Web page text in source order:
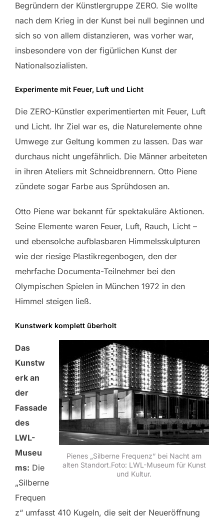
Begründern der Künstlergruppe ZERO. Sie wollte
nach dem Krieg in der Kunst bei null beginnen und
sich so von allem distanzieren, was vorher war,
insbesondere von der figürlichen Kunst der
Nationalsozialisten.
Experimente mit Feuer, Luft und Licht
Die ZERO-Künstler experimentierten mit Feuer, Luft
und Licht. Ihr Ziel war es, die Naturelemente ohne
Umwege zur Geltung kommen zu lassen. Das war
durchaus nicht ungefährlich. Die Männer arbeiteten
in ihren Ateliers mit Schneidbrennern. Otto Piene
zündete sogar Farbe aus Sprühdosen an.
Otto Piene war bekannt für spektakuläre Aktionen.
Seine Elemente waren Feuer, Luft, Rauch, Licht –
und ebensolche aufblasbaren Himmelsskulpturen
wie der riesige Plastikregenbogen, den der
mehrfache Documenta-Teilnehmer bei den
Olympischen Spielen in München 1972 in den
Himmel steigen ließ.
Kunstwerk komplett überholt
Pienes „Silberne Frequenz“ bei Nacht am
alten Standort.Foto: LWL-Museum für Kunst
und Kultur.
Das
Kunstw
erk an
der
Fassade
des
LWL-
Museu
ms: Die
„Silberne
Frequen
z“ umfasst 410 Kugeln, die seit der Neueröffnung